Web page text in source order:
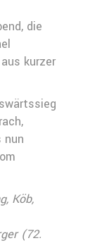
die
kurzer
nun
Köb,
(72.